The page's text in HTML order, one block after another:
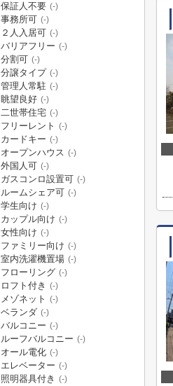
保証人不要 (-)
事務所可 (-)
２人入居可 (-)
バリアフリー (-)
分割可 (-)
分譲タイプ (-)
管理人常駐 (-)
眺望良好 (-)
二世帯住宅 (-)
フリーレント (-)
カードキー (-)
オープンハウス (-)
外国人可 (-)
ガスコンロ設置可 (-)
ルームシェア可 (-)
学生向け (-)
カップル向け (-)
女性向け (-)
ファミリー向け (-)
室内洗濯機置場 (-)
フローリング (-)
ロフト付き (-)
メゾネット (-)
ベランダ (-)
バルコニー (-)
ルーフバルコニー (-)
オール電化 (-)
エレベーター (-)
照明器具付き (-)